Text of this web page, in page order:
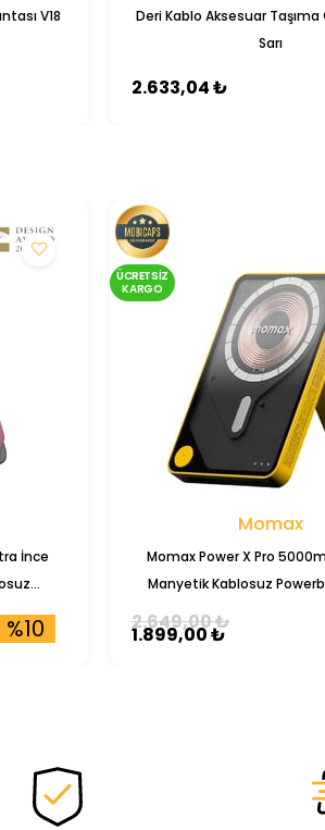
V18
Deri Kablo Aksesuar Taşıma
Sarı
2.633,04 ₺
İnce
%10
Momax
Momax Power X Pro
Manyetik Kablosuz
ÜCRETSIZ
KARGO
1.899,00 ₺
2.649,00 ₺